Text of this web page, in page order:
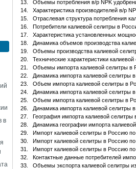
в
13.
Объемы потребления в/р NPK
14.
Характеристика производителей в/р
15.
Отраслевая структура потребления
16.
Потребители калиевой селитры в
17.
Характеристика установленных
18.
Динамика объемов производства
19.
Объемы производства калиевой
20.
Технические характеристики
21.
Объемы импорта калиевой селитры в
22.
Динамика импорта калиевой селитры
23.
Объем импорта калиевой селитры в
24.
Динамика импорта калиевой селитры
25.
Объем импорта калиевой селитры в
26.
Динамика импорта калиевой селитры
27.
География импорта калиевой
28.
Динамика географии импорта
29.
Импорт калиевой селитры в Россию
30.
Импорт калиевой селитры в Россию
31.
Импорт калиевой селитры в Россию
32.
Контактные данные потребителей
33.
Объемы экспорта калиевой селитры